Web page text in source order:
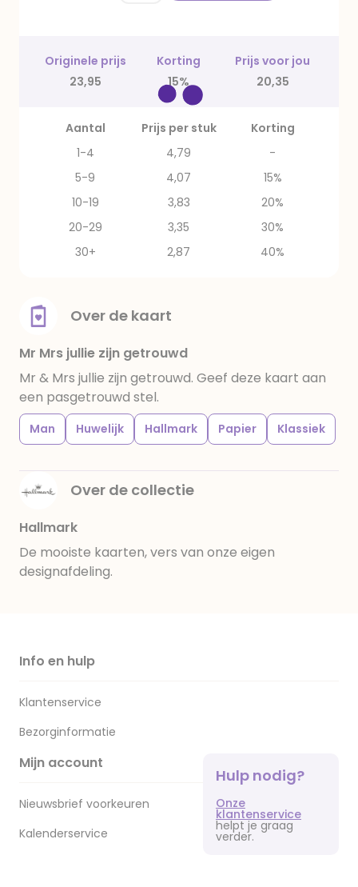
Originele prijs Korting
Prijs voor jou
23,95
15% 20,35
Aantal Prijs per stuk
Korting
1-4
4,79
-
5-9
4,07
15%
10-19
3,83
20%
20-29
3,35
30%
30+
2,87 40%
Over de kaart
Mr Mrs jullie zijn getrouwd
Mr & Mrs jullie zijn getrouwd. Geef deze kaart aan
een pasgetrouwd stel.
Man Huwelijk Hallmark Papier Klassiek
Over de collectie
Hallmark
De mooiste kaarten, vers van onze eigen
designafdeling.
Info en hulp
Klantenservice
Bezorginformatie
Mijn account
Nieuwsbrief voorkeuren
Kalenderservice
Hulp nodig?
Onze
klantenservice
helpt je graag
verder.